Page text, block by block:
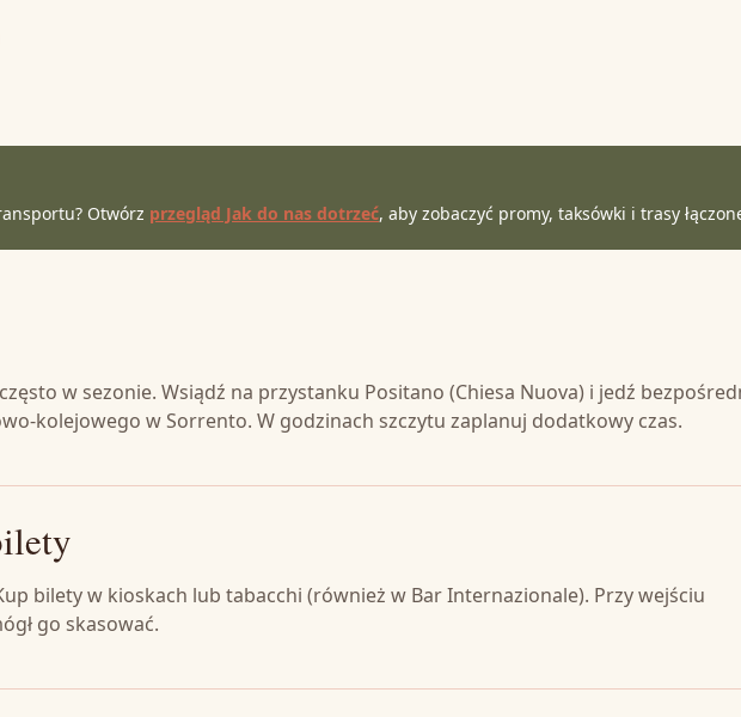
Otwórz przegląd Jak do nas dotrzeć, aby zobaczyć promy, taksówki i trasy
w sezonie. Wsiądź na przystanku Positano (Chiesa Nuova) i jedź
kolejowego w Sorrento. W godzinach szczytu zaplanuj dodatkowy czas.
bilety w kioskach lub tabacchi (również w Bar Internazionale). Przy wejściu
go skasować.